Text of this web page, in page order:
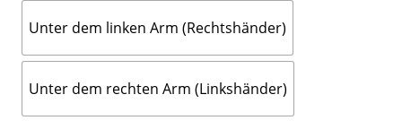
Unter dem linken Arm (Rechtshänder)
Unter dem rechten Arm (Linkshänder)